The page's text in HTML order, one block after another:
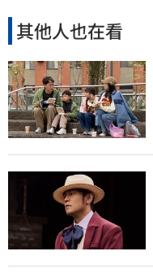
其他人也在看